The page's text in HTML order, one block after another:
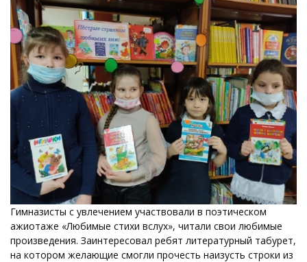
Гимназисты с увлечением участвовали в поэтическом
ажиотаже «Любимые стихи вслух», читали свои любимые
произведения. Заинтересовал ребят литературный табурет,
на котором желающие смогли прочесть наизусть строки из